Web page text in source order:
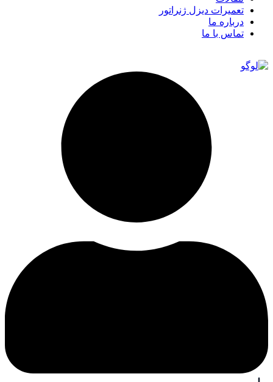
تعمیرات دیزل ژنراتور
درباره ما
تماس با ما